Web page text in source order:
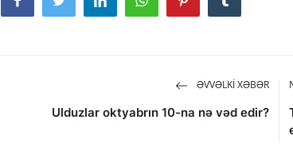
ƏVVƏLKI XƏBƏR
Ulduzlar oktyabrın 10-na nə vəd edir?